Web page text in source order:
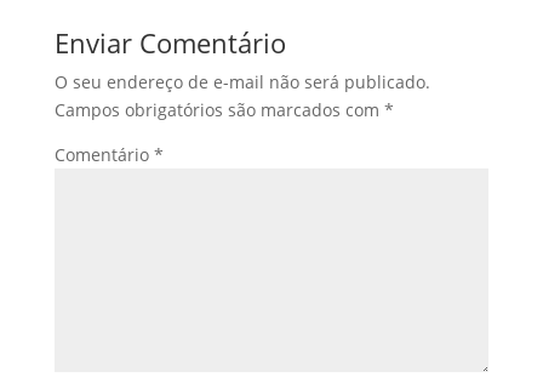
Enviar Comentário
O seu endereço de e-mail não será publicado.
Campos obrigatórios são marcados com *
Comentário *